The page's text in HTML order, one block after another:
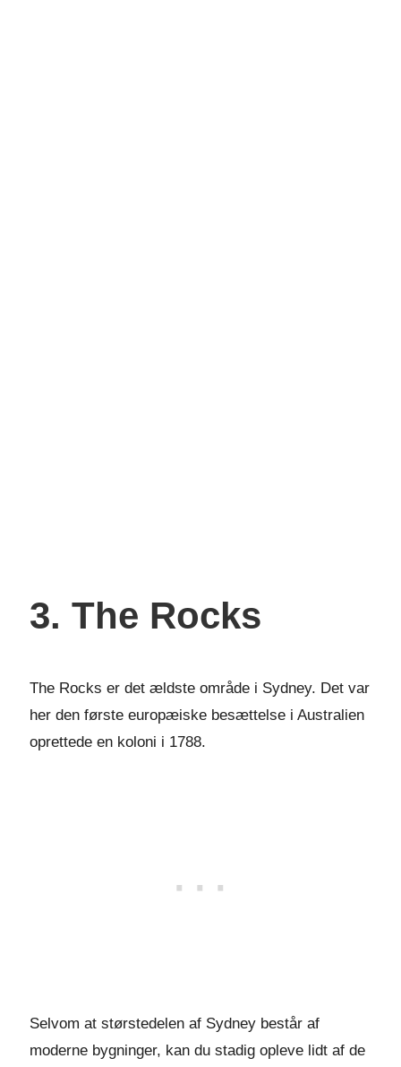
3. The Rocks
The Rocks er det ældste område i Sydney. Det var
her den første europæiske besættelse i Australien
oprettede en koloni i 1788.
Selvom at størstedelen af Sydney består af
moderne bygninger, kan du stadig opleve lidt af de